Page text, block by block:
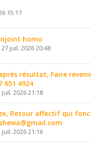
15:17
homo
27 juil. 2026 20:48
résultat, Faire
651 4924
juil. 2026 21:18
Retour affectif qui
juil. 2026 21:16